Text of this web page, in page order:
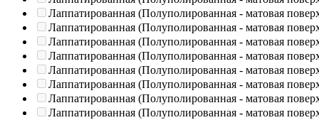
Лаппатированная (Полуполированная - матовая
Лаппатированная (Полуполированная - матовая
Лаппатированная (Полуполированная - матовая
Лаппатированная (Полуполированная - матовая
Лаппатированная (Полуполированная - матовая
Лаппатированная (Полуполированная - матовая
Лаппатированная (Полуполированная - матовая
Лаппатированная (Полуполированная - матовая